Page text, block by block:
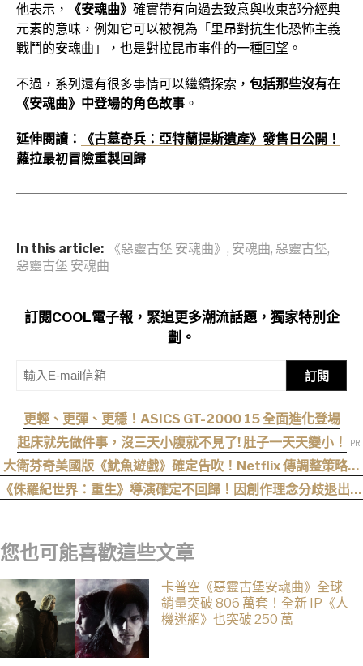
他表示， 《安魂曲》 確實帶有向過去致意與收束部分經典
元素的意味，例如它可以被視為「里昂對抗生化恐怖主義
戰鬥的安魂曲」，也是對拉昆市事件的一種回望。
不過，系列還有很多事情可以繼續探索， 包括那些沒有在
《安魂曲》中登場的角色故事 。
延伸閱讀：
《古墓奇兵：亞特蘭提斯遺產》發售日公開！
蘿拉最初冒險重製回歸
In this article: 《惡靈古堡 安魂曲》 , 安魂曲, 惡靈古堡,
惡靈古堡 安魂曲
訂閱COOL電子報，緊追更多潮流話題，獨家特別企
劃。
訂閱
更輕、更彈、更穩！ASICS GT-2000 15 全面進化登場
起床就先做件事，沒三天小腹就不見了! 肚子一天天變小！
大衛芬奇美國版《魷魚遊戲》確定告吹！Netflix 傳調整策略，
不再推進該系列
《侏羅紀世界：重生》導演確定不回歸！因創作理念分歧退出續
您也可能喜歡這些文章
卡普空《惡靈古堡安魂曲》全球
銷量突破 806 萬套！全新 IP《人
機迷網》也突破 250 萬